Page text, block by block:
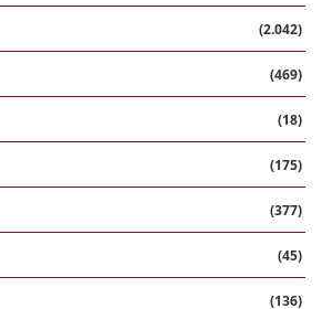
(2.042)
(469)
(18)
(175)
(377)
(45)
(136)